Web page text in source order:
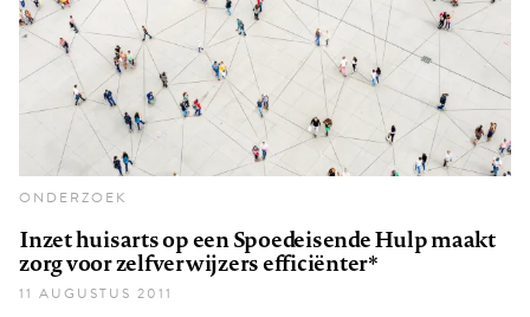
ONDERZOEK
Inzet huisarts op een Spoedeisende Hulp maakt
zorg voor zelfverwijzers efficiënter*
11 AUGUSTUS 2011